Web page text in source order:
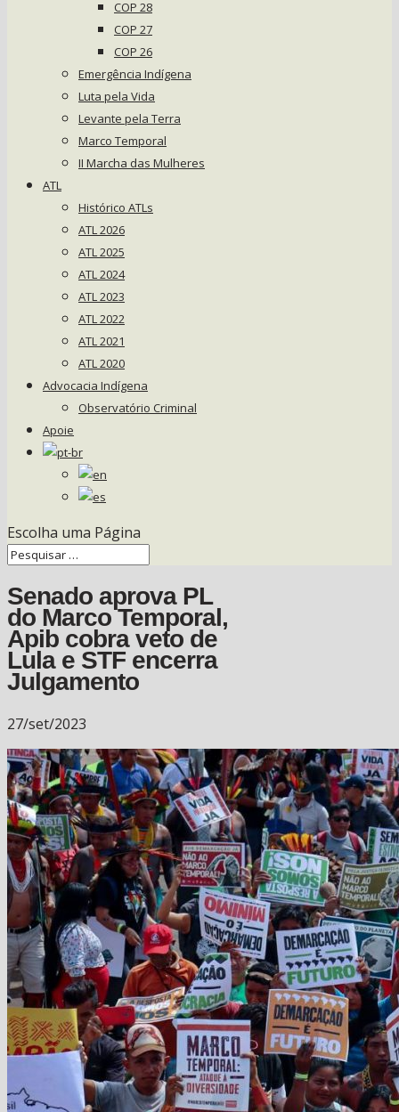
COP 28
COP 27
COP 26
Emergência Indígena
Luta pela Vida
Levante pela Terra
Marco Temporal
II Marcha das Mulheres
ATL
Histórico ATLs
ATL 2026
ATL 2025
ATL 2024
ATL 2023
ATL 2022
ATL 2021
ATL 2020
Advocacia Indígena
Observatório Criminal
Apoie
Escolha uma Página
Senado aprova PL
do Marco Temporal,
Apib cobra veto de
Lula e STF encerra
Julgamento
27/set/2023